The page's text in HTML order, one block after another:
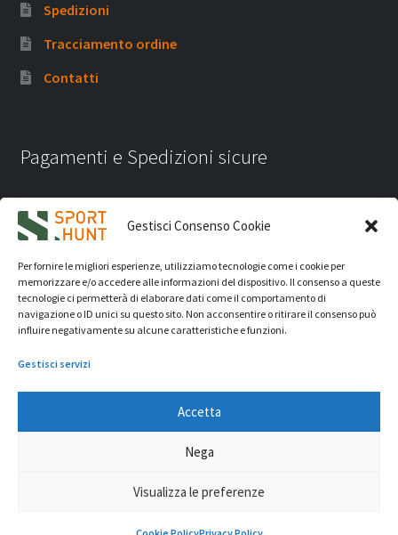
Gestisci Consenso Cookie
Per fornire le migliori esperienze, utilizziamo tecnologie come i cookie per
memorizzare e/o accedere alle informazioni del dispositivo. Il consenso a queste
tecnologie ci permetterà di elaborare dati come il comportamento di
navigazione o ID unici su questo sito. Non acconsentire o ritirare il consenso può
influire negativamente su alcune caratteristiche e funzioni.
Gestisci servizi
Accetta
Nega
Visualizza le preferenze
Spedizioni
Tracciamento ordine
Contatti
Pagamenti e Spedizioni sicure
iVision Communication S.r.l.- P.Iva 04233830407 - REA: RN
331582 Copyright 2026. Tutti i diritti riservati.